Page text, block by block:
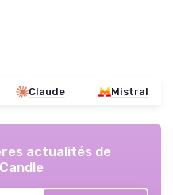
Claude Mistral
actualités de